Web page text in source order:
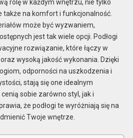
rolę w każdym wnętrzu, nie tylko
także na komfort i funkcjonalność.
może być wyzwaniem,
jest tak wiele opcji. Podłogi
rozwiązanie, które łączy w
wysoką jakość wykonania. Dzięki
odporności na uszkodzenia i
stają się one idealnym
sobie zarówno styl, jak i
że podłogi te wyróżniają się na
Twoje wnętrze.